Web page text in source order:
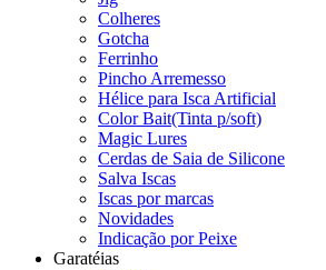
Colheres
Gotcha
Ferrinho
Pincho Arremesso
Hélice para Isca Artificial
Color Bait(Tinta p/soft)
Magic Lures
Cerdas de Saia de Silicone
Salva Iscas
Iscas por marcas
Novidades
Indicação por Peixe
Garatéias